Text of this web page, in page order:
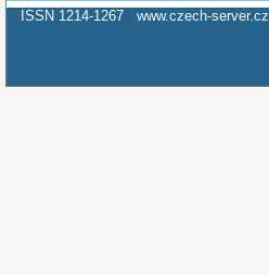
ISSN 1214-1267 www.czech-server.cz